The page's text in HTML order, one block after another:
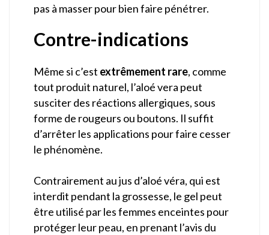
pas à masser pour bien faire pénétrer.
Contre-indications
Même si c’est extrêmement rare, comme
tout produit naturel, l’aloé vera peut
susciter des réactions allergiques, sous
forme de rougeurs ou boutons. Il suffit
d’arrêter les applications pour faire cesser
le phénomène.
Contrairement au jus d’aloé véra, qui est
interdit pendant la grossesse, le gel peut
être utilisé par les femmes enceintes pour
protéger leur peau, en prenant l’avis du